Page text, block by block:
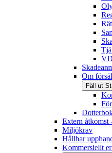
Om
Fäll ut
Extern åtkomst
Miljökrav
Hållbar
Kommersiellt